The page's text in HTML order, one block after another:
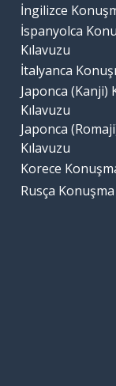
İngilizce
İspanyolca
Kılavuzu
İtalyanca
Japonca (Kanji)
Kılavuzu
Japonca
Kılavuzu
Korece
Rusça